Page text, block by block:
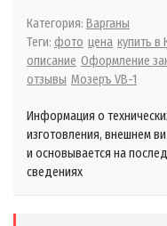
Категория: Варганы
Теги: фото цена купить в
описание Оформление
отзывы Мозеръ VB-1
Информация о
изготовления, внешнем
и основывается на
сведениях